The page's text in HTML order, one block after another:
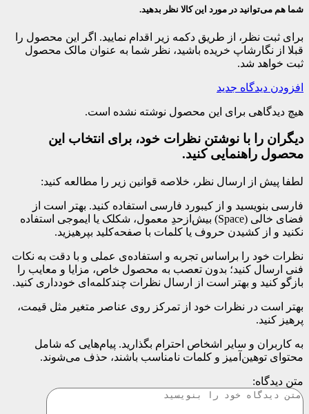
شما هم می‌توانید در مورد این کالا نظر بدهید.
برای ثبت نظر، از طریق دکمه زیر اقدام نمایید. اگر این محصول را
قبلا از نگارشاپ خریده باشید، نظر شما به عنوان مالک محصول
ثبت خواهد شد.
افزودن دیدگاه جدید
هیچ دیدگاهی برای این محصول نوشته نشده است.
دیگران را با نوشتن نظرات خود، برای انتخاب این
محصول راهنمایی کنید.
لطفا پیش از ارسال نظر، خلاصه قوانین زیر را مطالعه کنید:
فارسی بنویسید و از کیبورد فارسی استفاده کنید. بهتر است از
فضای خالی (Space) بیش‌از‌حدِ معمول، شکلک یا ایموجی استفاده
نکنید و از کشیدن حروف یا کلمات با صفحه‌کلید بپرهیزید.
نظرات خود را براساس تجربه و استفاده‌ی عملی و با دقت به نکات
فنی ارسال کنید؛ بدون تعصب به محصول خاص، مزایا و معایب را
بازگو کنید و بهتر است از ارسال نظرات چندکلمه‌‌ای خودداری کنید.
بهتر است در نظرات خود از تمرکز روی عناصر متغیر مثل قیمت،
پرهیز کنید.
به کاربران و سایر اشخاص احترام بگذارید. پیام‌هایی که شامل
محتوای توهین‌آمیز و کلمات نامناسب باشند، حذف می‌شوند.
متن دیدگاه: